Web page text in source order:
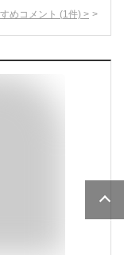
めコメント (1 件) >